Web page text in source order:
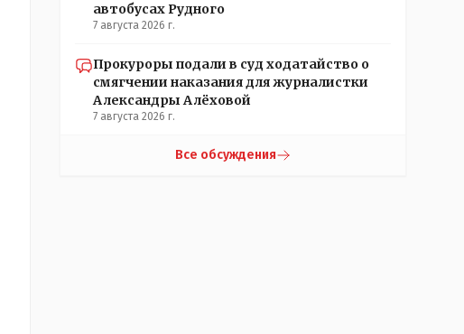
автобусах Рудного
7 августа 2026 г.
Прокуроры подали в суд ходатайство о
смягчении наказания для журналистки
Александры Алёховой
7 августа 2026 г.
Все обсуждения